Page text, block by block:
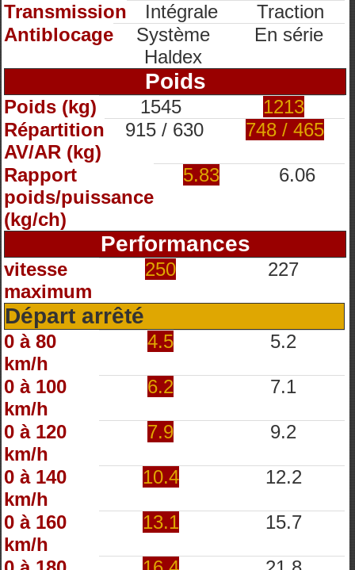
Transmission Intégrale
Traction
Antiblocage
Système
Haldex
En série
Poids
Poids (kg) 1545
1213
Répartition
AV/AR (kg)
915 / 630 748 / 465
Rapport
poids/puissance
(kg/ch)
5.83 6.06
Performances
vitesse
maximum
250 227
Départ arrêté
0 à 80
km/h
4.5 5.2
0 à 100
km/h
6.2 7.1
0 à 120
km/h
7.9 9.2
0 à 140
km/h
10.4 12.2
0 à 160
km/h
13.1 15.7